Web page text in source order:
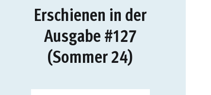
Erschienen in der
Ausgabe #127
(Sommer 24)